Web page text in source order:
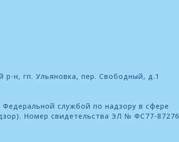
р-н, гп. Ульяновка, пер. Свободный, д.1
службой по надзору в сфере
Номер свидетельства ЭЛ № ФС77-87276